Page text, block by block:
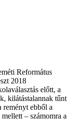
Református
2018
előtt, a
kilátástalannak tűnt
reményt ebből a
– számomra a